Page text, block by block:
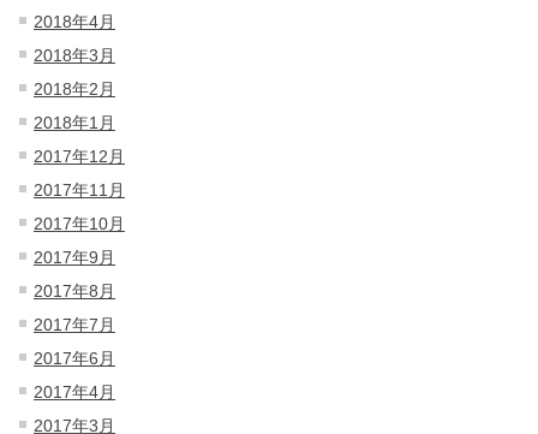
2018年4月
2018年3月
2018年2月
2018年1月
2017年12月
2017年11月
2017年10月
2017年9月
2017年8月
2017年7月
2017年6月
2017年4月
2017年3月